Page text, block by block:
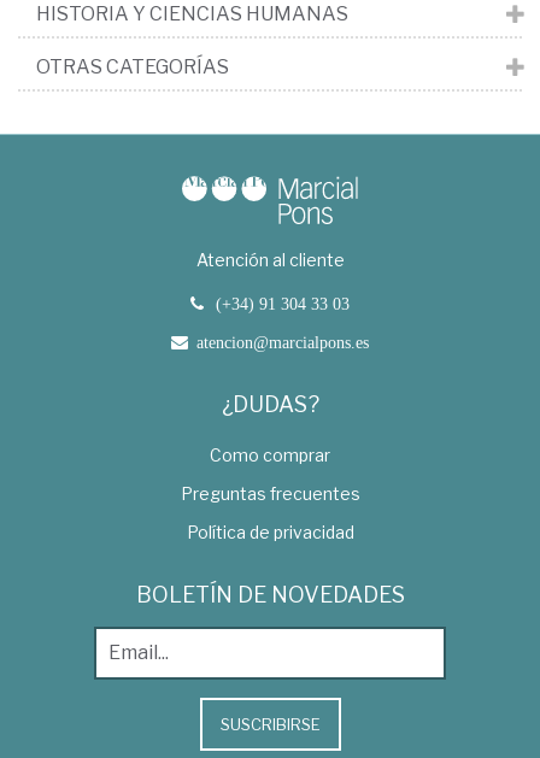
HISTORIA Y CIENCIAS HUMANAS
OTRAS CATEGORÍAS
Atención al cliente
(+34) 91 304 33 03
atencion@marcialpons.es
¿DUDAS?
Como comprar
Preguntas frecuentes
Política de privacidad
BOLETÍN DE NOVEDADES
SUSCRIBIRSE